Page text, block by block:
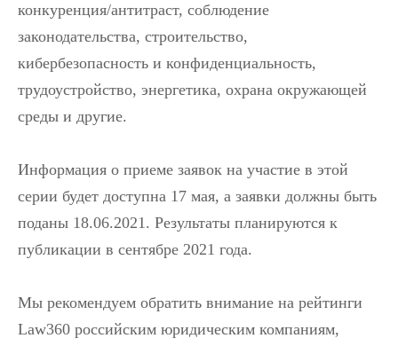
конкуренция/антитраст, соблюдение
законодательства, строительство,
кибербезопасность и конфиденциальность,
трудоустройство, энергетика, охрана окружающей
среды и другие.
Информация о приеме заявок на участие в этой
серии будет доступна 17 мая, а заявки должны быть
поданы 18.06.2021. Результаты планируются к
публикации в сентябре 2021 года.
Мы рекомендуем обратить внимание на рейтинги
Law360 российским юридическим компаниям,